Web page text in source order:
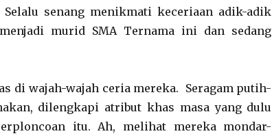
senang menikmati keceriaan adik-adik
murid SMA Ternama ini dan sedang
di wajah-wajah ceria mereka. Seragam putih-
dilengkapi atribut khas masa yang dulu
itu. Ah, melihat mereka mondar-